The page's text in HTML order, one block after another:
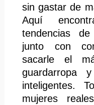
sin gastar de
Aquí
tendencias
junto con
sacarle el
guardarropa
inteligentes.
mujeres